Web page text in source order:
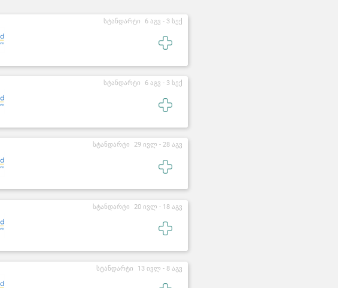
სტანდარტი 6 აგვ -3 სექ
სტანდარტი 6 აგვ -3 სექ
სტანდარტი 29 ივლ -28 აგვ
სტანდარტი 20 ივლ - 18 აგვ
სტანდარტი 13 ივლ - 8 აგვ